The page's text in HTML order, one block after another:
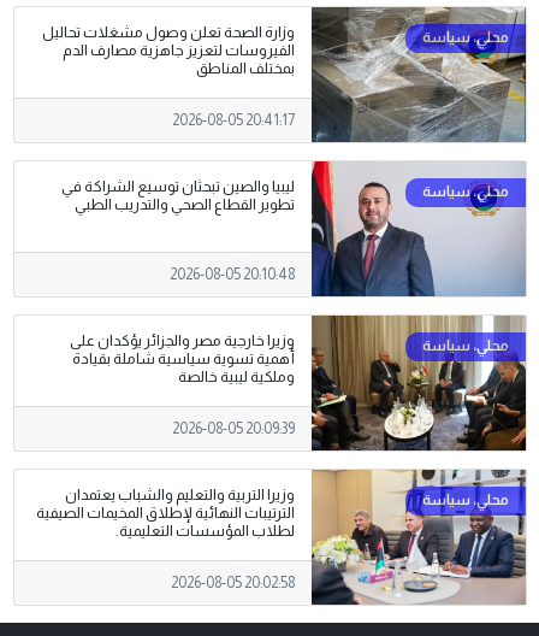
وزارة الصحة تعلن وصول مشغلات تحاليل
الفيروسات لتعزيز جاهزية مصارف الدم
بمختلف المناطق
2026-08-05 20:41:17
ليبيا والصين تبحثان توسيع الشراكة في
تطوير القطاع الصحي والتدريب الطبي
2026-08-05 20:10:48
وزيرا خارجية مصر والجزائر يؤكدان على
أهمية تسوية سياسية شاملة بقيادة
وملكية ليبية خالصة
2026-08-05 20:09:39
وزيرا التربية والتعليم والشباب يعتمدان
الترتيبات النهائية لإطلاق المخيمات الصيفية
لطلاب المؤسسات التعليمية.
2026-08-05 20:02:58